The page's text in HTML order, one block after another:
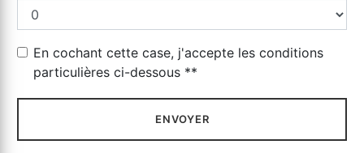
En cochant cette case, j'accepte les conditions
particulières ci-dessous **
ENVOYER